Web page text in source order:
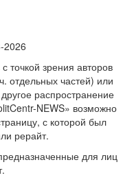
2026
точкой зрения авторов
отдельных частей) или
распространение
NEWS» возможно
с которой был
рерайт.
для лиц